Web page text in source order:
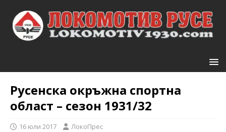
Русенска окръжна спортна
област – сезон 1931/32
16 юли 2017 ЛокоПрес